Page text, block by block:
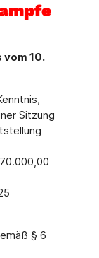
10.
Sitzung
§ 6